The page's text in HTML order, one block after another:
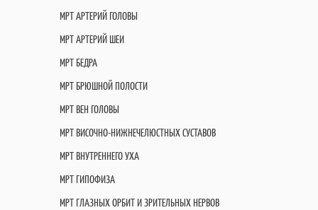
МРТ АРТЕРИЙ ГОЛОВЫ
МРТ АРТЕРИЙ ШЕИ
МРТ БЕДРА
МРТ БРЮШНОЙ ПОЛОСТИ
МРТ ВЕН ГОЛОВЫ
МРТ ВИСОЧНО-НИЖНЕЧЕЛЮСТНЫХ СУСТАВОВ
МРТ ВНУТРЕННЕГО УХА
МРТ ГИПОФИЗА
МРТ ГЛАЗНЫХ ОРБИТ И ЗРИТЕЛЬНЫХ НЕРВОВ